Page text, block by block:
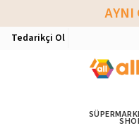
AYNI
Tedarikçi Ol